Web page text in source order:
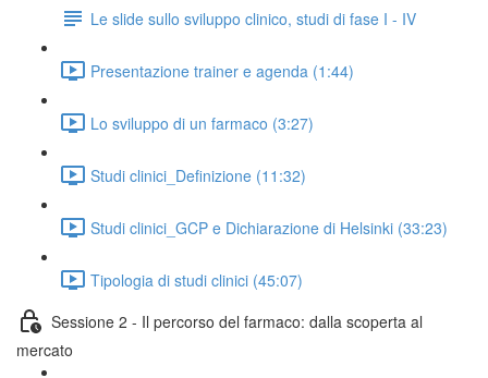
Le slide sullo sviluppo clinico, studi di fase I - IV
Presentazione trainer e agenda (1:44)
Lo sviluppo di un farmaco (3:27)
Studi clinici_Definizione (11:32)
Studi clinici_GCP e Dichiarazione di Helsinki (33:23)
Tipologia di studi clinici (45:07)
Sessione 2 - Il percorso del farmaco: dalla scoperta al
mercato